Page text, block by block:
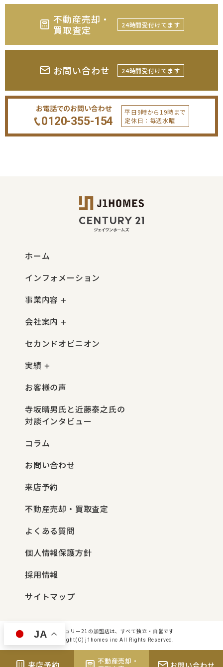
不動産売却・
買取査定
24時間受付けてます
お問い合わせ 24時間受付けてます
お電話でのお問い合わせ
0120-355-154
平日9時から19時まで
定休日：毎週水曜
ホーム
インフォメーション
事業内容
会社案内
セカンドオピニオン
実績
お客様の声
寺坂晴男氏と近藤泰之氏の
対談インタビュー
コラム
お問い合わせ
来店予約
不動産売却・買取査定
よくある質問
個人情報保護方針
採用情報
サイトマップ
センチュリー21の加盟店は、すべて独立・自営です
Copyright(C) j1homes inc All Rights Reserved.
来店予約
不動産売却・
お問い合わせ
JA